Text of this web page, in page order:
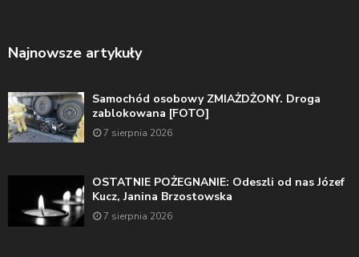
Najnowsze artykuły
Samochód osobowy ZMIAŻDŻONY. Droga
zablokowana [FOTO]
7 sierpnia 2026
OSTATNIE POŻEGNANIE: Odeszli od nas Józef
Kucz, Janina Brzostowska
7 sierpnia 2026